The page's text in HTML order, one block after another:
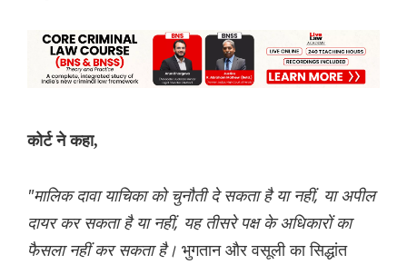
कोर्ट ने कहा,
"मालिक दावा याचिका को चुनौती दे सकता है या नहीं, या अपील
दायर कर सकता है या नहीं, यह तीसरे पक्ष के अधिकारों का
फैसला नहीं कर सकता है। भुगतान और वसूली का सिद्धांत